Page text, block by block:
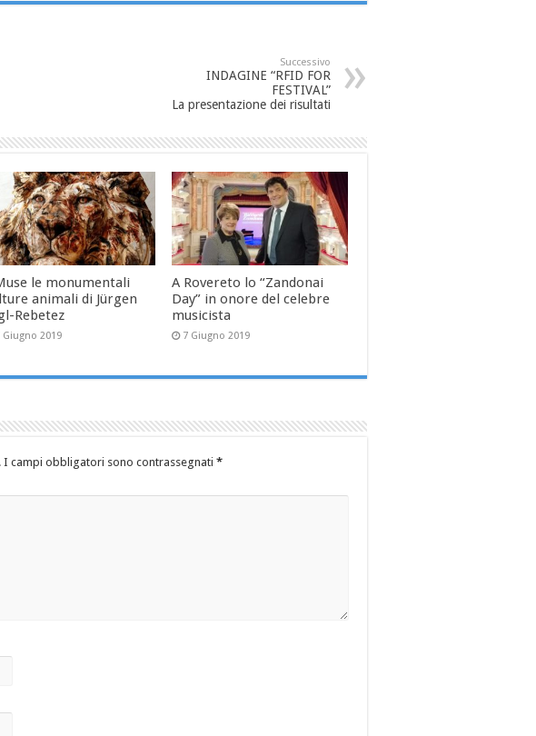
Successivo
INDAGINE “RFID FOR
FESTIVAL”
La presentazione dei risultati
le monumentali
animali di Jürgen
Rebetez
Giugno 2019
A Rovereto lo “Zandonai
Day” in onore del celebre
musicista
7 Giugno 2019
I campi obbligatori sono contrassegnati *